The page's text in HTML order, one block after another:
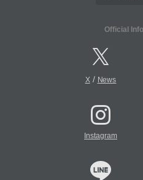
Official
X/ News
Instagram